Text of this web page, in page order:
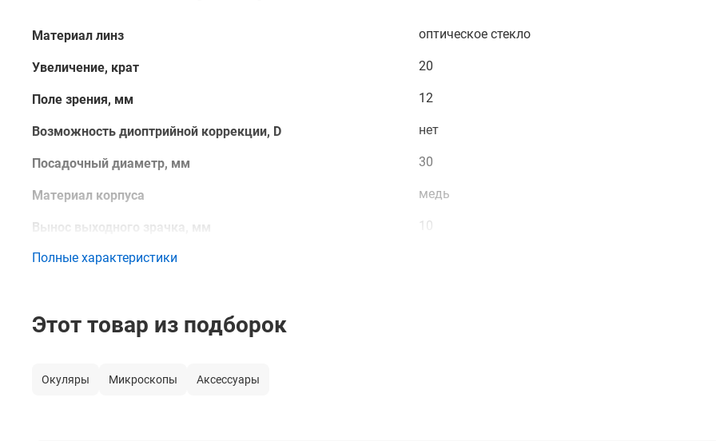
Материал линз оптическое стекло
Увеличение, крат 20
Поле зрения, мм 12
Возможность диоптрийной коррекции, D нет
Посадочный диаметр, мм 30
Материал корпуса медь
Вынос выходного зрачка, мм 10
Полные характеристики
Этот товар из подборок
Окуляры Микроскопы Аксессуары